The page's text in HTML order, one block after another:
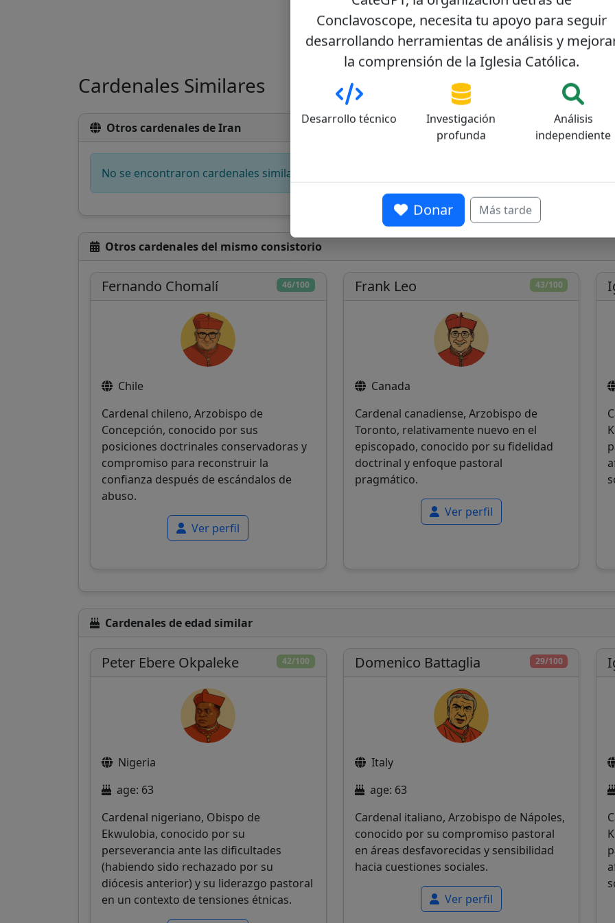
Cardenales Similares
Otros cardenales de Iran
No se encontraron cardenales similares
Otros cardenales del mismo consistorio
46/100
Fernando Chomalí
Chile
Cardenal chileno, Arzobispo de
Concepción, conocido por sus
posiciones doctrinales conservadoras y
compromiso para reconstruir la
confianza después de escándalos de
abuso.
Ver perfil
43/100
Frank Leo
Canada
Cardenal canadiense, Arzobispo de
Toronto, relativamente nuevo en el
episcopado, conocido por su fidelidad
doctrinal y enfoque pastoral
pragmático.
Ver perfil
Cardenales de edad similar
42/100
Peter Ebere Okpaleke
Nigeria
age: 63
Cardenal nigeriano, Obispo de
Ekwulobia, conocido por su
perseverancia ante las dificultades
(habiendo sido rechazado por su
diócesis anterior) y su liderazgo pastoral
en un contexto de tensiones étnicas.
29/100
Domenico Battaglia
Italy
age: 63
Cardenal italiano, Arzobispo de Nápoles,
conocido por su compromiso pastoral
en áreas desfavorecidas y sensibilidad
hacia cuestiones sociales.
Ver perfil
Conclavoscope, necesita tu apoyo para seguir
desarrollando herramientas de análisis y
la comprensión de la Iglesia Católica.
Desarrollo técnico
Investigación
profunda
Análisis
independiente
Donar Más tarde